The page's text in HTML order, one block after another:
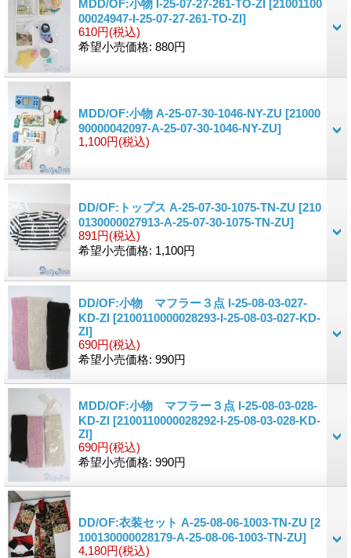
MDD/OF:小物 I-25-07-27-261-TO-ZI [21001100
00024947-I-25-07-27-261-TO-ZI]
610円(税込)
希望小売価格: 880円
MDD/OF:小物 A-25-07-30-1046-NY-ZU [21000
90000042097-A-25-07-30-1046-NY-ZU]
1,100円(税込)
DD/OF:トップス A-25-07-30-1075-TN-ZU [210
0130000027913-A-25-07-30-1075-TN-ZU]
891円(税込)
希望小売価格: 1,100円
DD/OF:小物 マフラー３点 I-25-08-03-027-
KD-ZI [2100110000028293-I-25-08-03-027-KD-
ZI]
690円(税込)
希望小売価格: 990円
MDD/OF:小物 マフラー３点 I-25-08-03-028-
KD-ZI [2100110000028292-I-25-08-03-028-KD-
ZI]
690円(税込)
希望小売価格: 990円
DD/OF:衣装セット A-25-08-06-1003-TN-ZU [2
100130000028179-A-25-08-06-1003-TN-ZU]
4,180円(税込)